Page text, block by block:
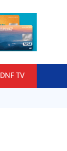
DNF TV